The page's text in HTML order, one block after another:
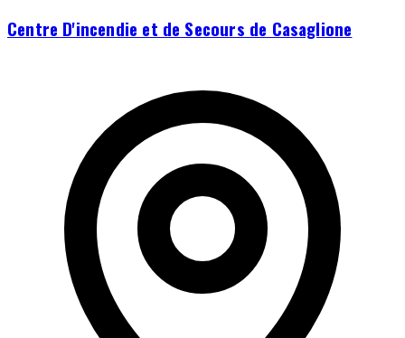
Centre D'incendie et de Secours de Casaglione